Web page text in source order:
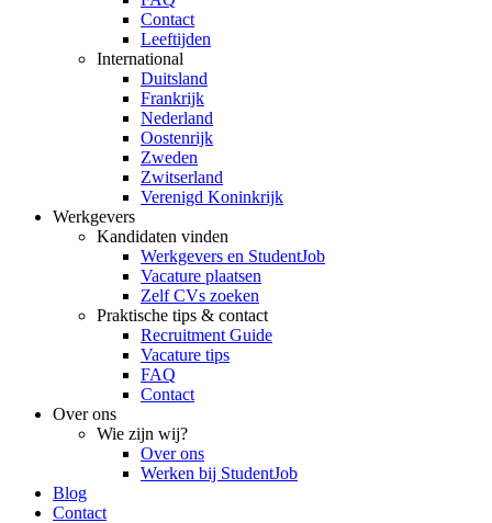
Contact
Leeftijden
International
Duitsland
Frankrijk
Nederland
Oostenrijk
Zweden
Zwitserland
Verenigd Koninkrijk
Werkgevers
Kandidaten vinden
Werkgevers en StudentJob
Vacature plaatsen
Zelf CVs zoeken
Praktische tips & contact
Recruitment Guide
Vacature tips
FAQ
Contact
Over ons
Wie zijn wij?
Over ons
Werken bij StudentJob
Blog
Contact